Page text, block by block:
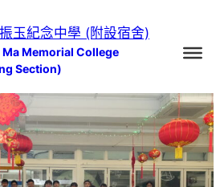
玉紀念中學 (附設宿舍)
Ma Memorial College
Section)